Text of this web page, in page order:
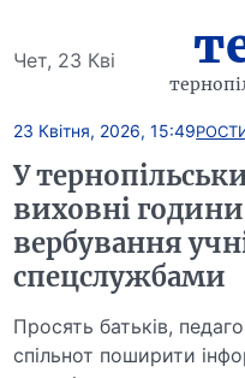
Чет, 23 Кві
23 Квітня, 2026, 15:49
У
виховні
вербування
спецслужбами
Просять батьків,
спільнот поширити